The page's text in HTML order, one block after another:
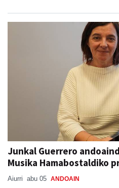
Junkal Guerrero
Musika Hamabostaldiko
Aiurri abu 05 ANDOAIN